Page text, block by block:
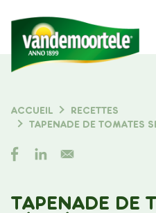
Type de contenu
FIL
ACCUEIL
RECETTES
TAPENADE DE TOMATES
TAPENADE DE